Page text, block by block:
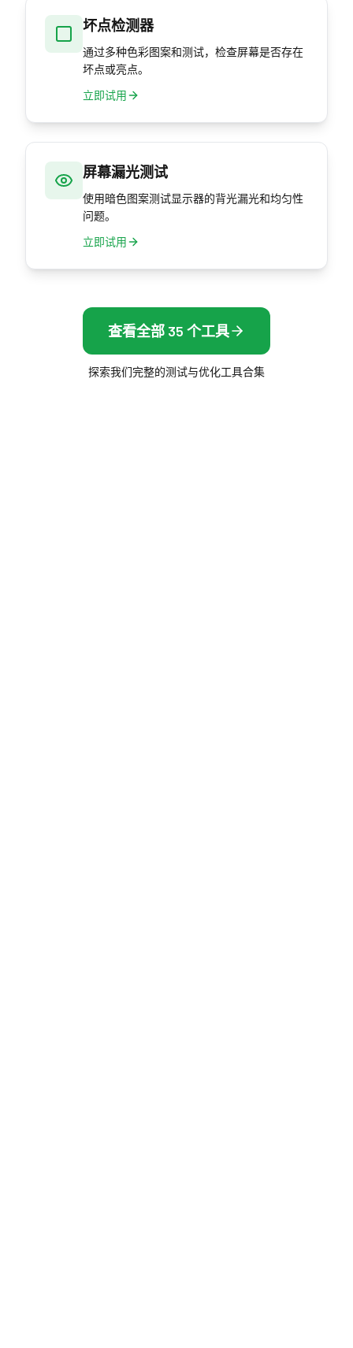
坏点检测器
通过多种色彩图案和测试，检查屏幕是否存在
坏点或亮点。
立即试用
屏幕漏光测试
使用暗色图案测试显示器的背光漏光和均匀性
问题。
立即试用
查看全部 35 个工具
探索我们完整的测试与优化工具合集